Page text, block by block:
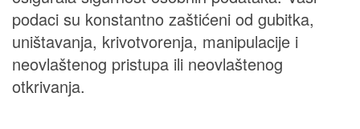
podaci su konstantno zaštićeni od gubitka,
uništavanja, krivotvorenja, manipulacije i
neovlaštenog pristupa ili neovlaštenog
otkrivanja.